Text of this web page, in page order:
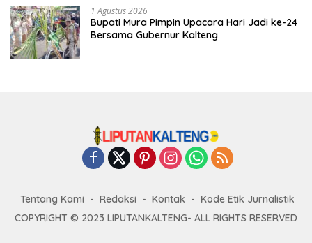
1 Agustus 2026
Bupati Mura Pimpin Upacara Hari Jadi ke-24
Bersama Gubernur Kalteng
Tentang Kami Redaksi Kontak
Kode Etik Jurnalistik
COPYRIGHT © 2023 LIPUTANKALTENG- ALL RIGHTS RESERVED